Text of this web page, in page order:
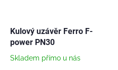
Kulový uzávěr Ferro F-
power PN30
Skladem přímo u nás